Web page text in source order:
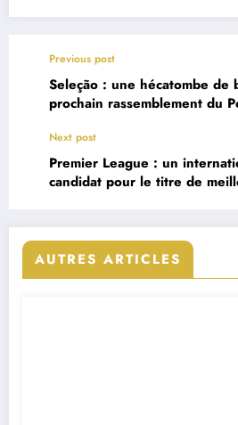
Previous post
Seleção : une hécatombe de
prochain rassemblement du
Next post
Premier League : un
candidat pour le titre de
AUTRES ARTICLES